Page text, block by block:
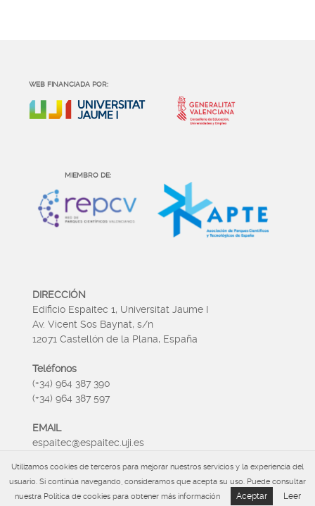
WEB FINANCIADA POR:
MIEMBRO DE:
DIRECCIÓN
Edificio Espaitec 1, Universitat Jaume I
Av. Vicent Sos Baynat, s/n
12071 Castellón de la Plana, España
Teléfonos
(+34) 964 387 390
(+34) 964 387 597
EMAIL
espaitec@espaitec.uji.es
HORARIO
Lunes a Viernes 09:00 – 15.00
Utilizamos cookies de terceros para mejorar nuestros servicios y la experiencia del
usuario. Si continúa navegando, consideramos que acepta su uso. Puede consultar
nuestra Política de cookies para obtener más información
Aceptar Leer